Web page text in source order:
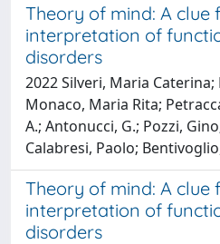
Theory of mind: A clue
interpretation of
disorders
2022 Silveri, Maria Caterina;
Monaco, Maria Rita;
A.; Antonucci, G.; Pozzi,
Calabresi, Paolo;
Theory of mind: A clue
interpretation of
disorders